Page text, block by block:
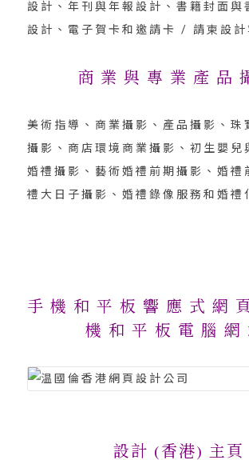
設計、年刊與年報設計、書籍封面與
設計、電子賀卡和邀請卡 / 請柬設計
商 業 與 專 業 產 品
美術指導、商業攝影、產品攝影、珠
攝影、商店環境商業攝影、初生嬰兒
婚禮攝影、藝術婚禮前期攝影、婚禮
禮大日子攝影、婚禮錄像服務和婚禮
手 機 和 平 板 響 應 式 網
機 和 平 板 電 腦 網
設計 (香港) 主頁